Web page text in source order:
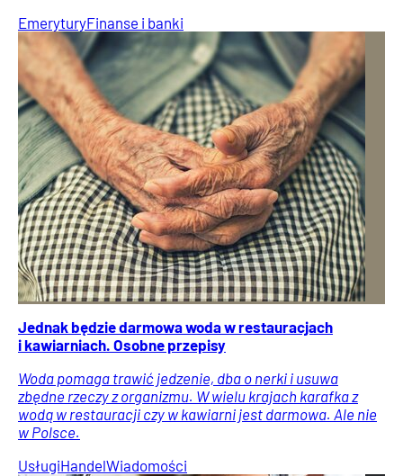
EmeryturyFinanse i banki
Jednak będzie darmowa woda w restauracjach
i kawiarniach. Osobne przepisy
Woda pomaga trawić jedzenie, dba o nerki i usuwa
zbędne rzeczy z organizmu. W wielu krajach karafka z
wodą w restauracji czy w kawiarni jest darmowa. Ale nie
w Polsce.
UsługiHandelWiadomości